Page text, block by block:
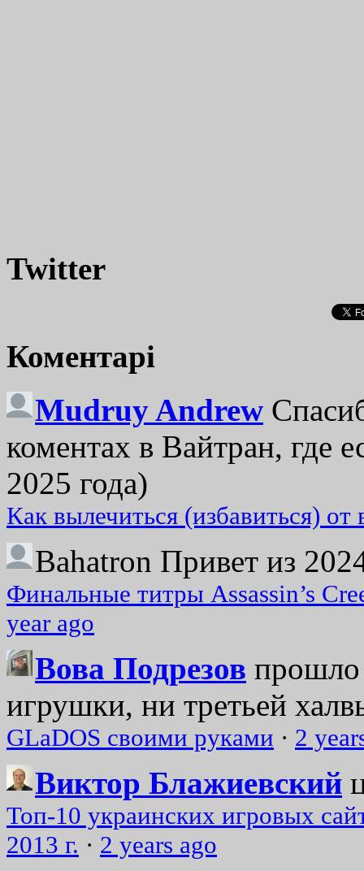
Twitter
Коментарі
Mudruy Andrew
коментах в Вайтран, где
2025 года)
Как вылечиться (избавиться)
Bahatron Привет из
Финальные титры Assassin’s
year ago
Вова Подрезов прошло
игрушки, ни третьей
GLaDOS своими руками · 2
Виктор Блажиевский
Топ-10 украинских игровых
2013 г. · 2 years ago